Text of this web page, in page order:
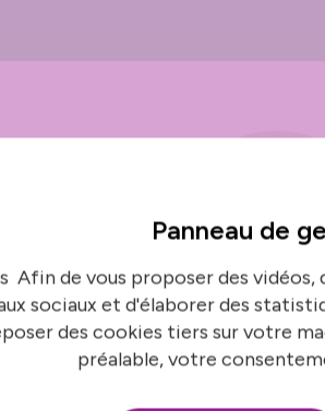
Panneau de
Afin de vous proposer des
sociaux et d'élaborer des
des cookies tiers sur votre
préalable, votre